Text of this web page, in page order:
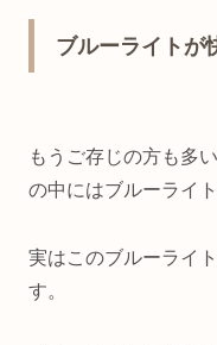
ブルーライトが
もうご存じの方も多
の中にはブルーライ
実はこのブルーライ
す。